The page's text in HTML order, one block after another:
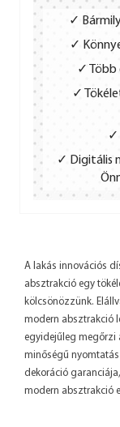
✓
✓
✓ Több
✓
✓
✓ Digitális
A lakás innovációs
absztrakció egy
kölcsönözzünk.
modern absztrakció
egyidejűleg megőrzi
minőségű
dekoráció
modern absztrakció